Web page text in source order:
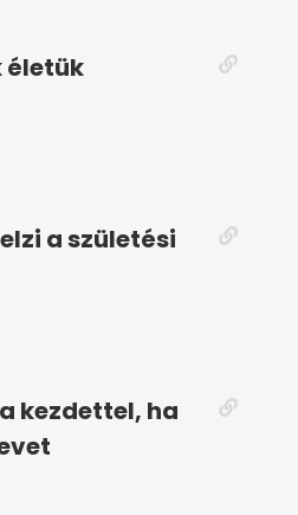
életük
a születési
kezdettel, ha